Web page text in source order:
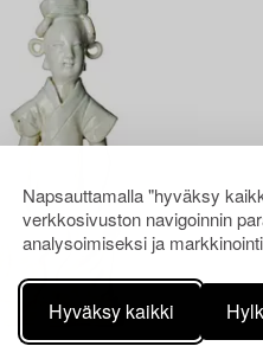
Napsauttamalla "hyväksy
verkkosivuston navigoinnin
analysoimiseksi ja
Hyväksy kaikki